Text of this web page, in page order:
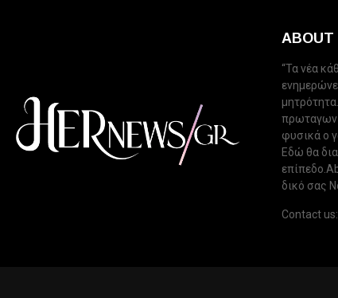
ABOUT
“Τα νέα
φυσικά ο
Εδώ θα
δικό σας
Contact us: